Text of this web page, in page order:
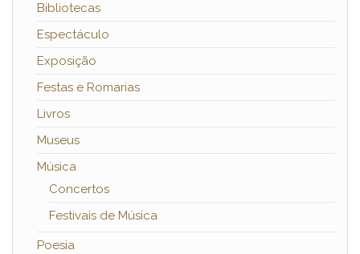
Bibliotecas
Espectáculo
Exposição
Festas e Romarias
Livros
Museus
Música
Concertos
Festivais de Música
Poesia